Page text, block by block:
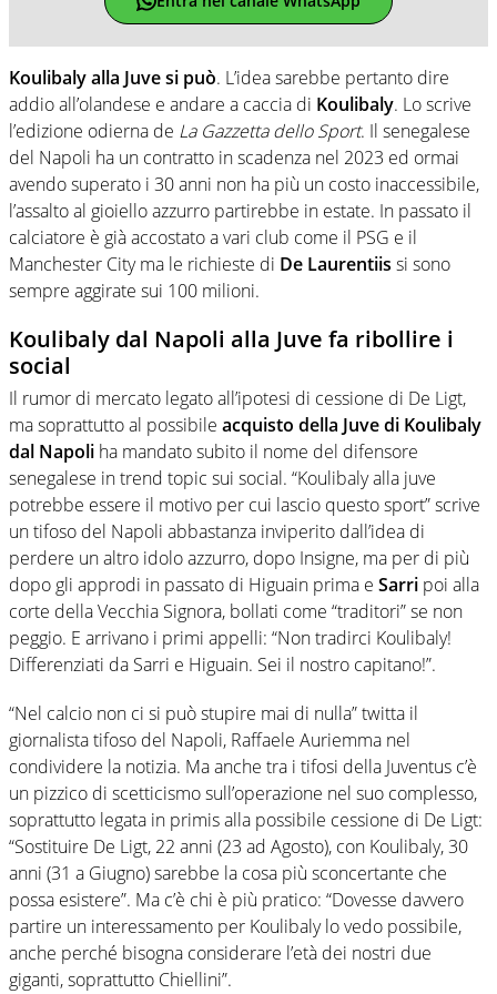
Koulibaly alla Juve si può. L’idea sarebbe pertanto dire
addio all’olandese e andare a caccia di Koulibaly. Lo scrive
l’edizione odierna de La Gazzetta dello Sport. Il senegalese
del Napoli ha un contratto in scadenza nel 2023 ed ormai
avendo superato i 30 anni non ha più un costo inaccessibile,
l’assalto al gioiello azzurro partirebbe in estate. In passato il
calciatore è già accostato a vari club come il PSG e il
Manchester City ma le richieste di De Laurentiis si sono
sempre aggirate sui 100 milioni.
Koulibaly dal Napoli alla Juve fa ribollire i
social
Il rumor di mercato legato all’ipotesi di cessione di De Ligt,
ma soprattutto al possibile acquisto della Juve di Koulibaly
dal Napoli ha mandato subito il nome del difensore
senegalese in trend topic sui social. “Koulibaly alla juve
potrebbe essere il motivo per cui lascio questo sport” scrive
un tifoso del Napoli abbastanza inviperito dall’idea di
perdere un altro idolo azzurro, dopo Insigne, ma per di più
dopo gli approdi in passato di Higuain prima e Sarri poi alla
corte della Vecchia Signora, bollati come “traditori” se non
peggio. E arrivano i primi appelli: “Non tradirci Koulibaly!
Differenziati da Sarri e Higuain. Sei il nostro capitano!”.
“Nel calcio non ci si può stupire mai di nulla” twitta il
giornalista tifoso del Napoli, Raffaele Auriemma nel
condividere la notizia. Ma anche tra i tifosi della Juventus c’è
un pizzico di scetticismo sull’operazione nel suo complesso,
soprattutto legata in primis alla possibile cessione di De Ligt:
“Sostituire De Ligt, 22 anni (23 ad Agosto), con Koulibaly, 30
anni (31 a Giugno) sarebbe la cosa più sconcertante che
possa esistere”. Ma c’è chi è più pratico: “Dovesse davvero
partire un interessamento per Koulibaly lo vedo possibile,
anche perché bisogna considerare l’età dei nostri due
giganti, soprattutto Chiellini”.